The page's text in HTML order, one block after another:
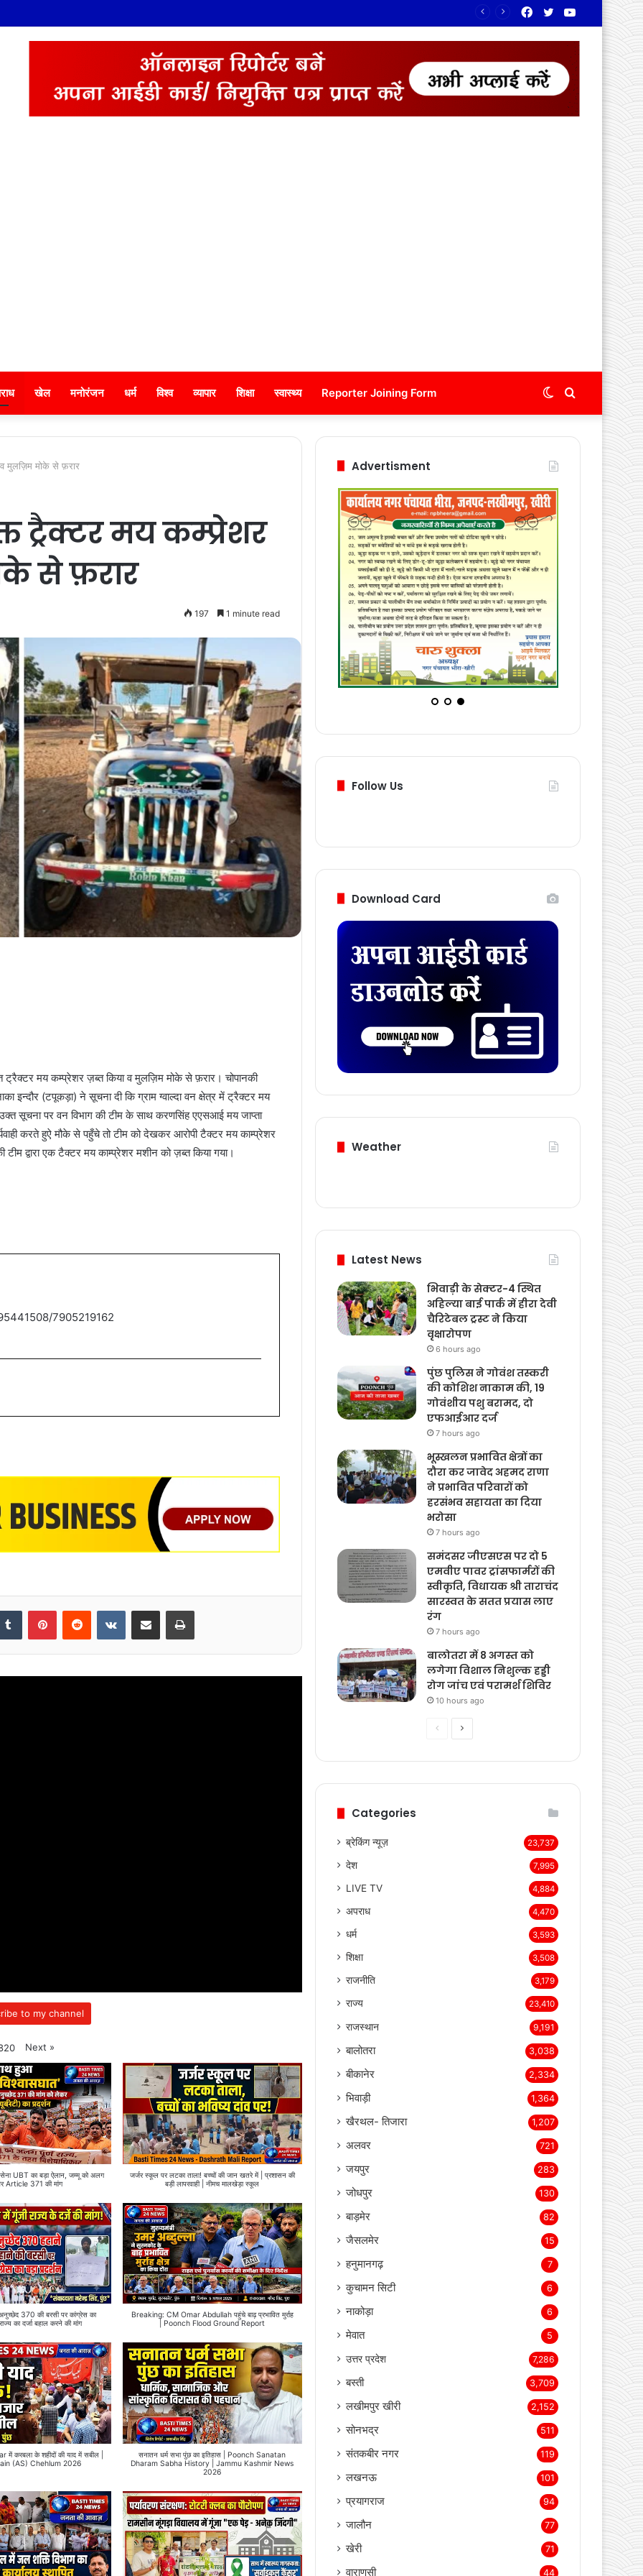
दो 5 एमवीए पावर ट्रांसफार्मरों की स्वीकृति, विधायक श्री ताराचंद सारस्वत के सतत प्रयास लाए रंग YouTube
Twitter
Facebook
खेल मनोरंजन धर्म विश्व व्यापार शिक्षा स्वास्थ्य Reporter Joining Form Switch
skin
मुलज़िम मोके से फ़रार
ट्रैक्टर मय कम्प्रेशर
से फ़रार
197 1 minute read
ट्रैक्टर मय कम्प्रेशर ज़ब्त किया व मुलज़िम मोके से फ़रार। चोपानकी
इन्दौर (टपूकड़ा) ने सूचना दी कि ग्राम ग्वाल्दा वन क्षेत्र में ट्रैक्टर मय
सूचना पर वन विभाग की टीम के साथ करणसिंह एएसआई मय जाप्ता
करते हुऐ मौके से पहुँचे तो टीम को देखकर आरोपी टैक्टर मय काम्प्रेशर
द्वारा एक टैक्टर मय काम्प्रेशर मशीन को ज़ब्त किया गया।
7905219162
Tumblr PinterestReddit VKontakteShare via Email Print
to my channel
Next »
UBT का बड़ा ऐलान, जम्मू को अलग
Article 371 की मांग
जर्जर स्कूल पर लटका ताला! बच्चों की जान खतरे में | प्रशासन की
बड़ी लापरवाही | नीमच मालखेड़ा स्कूल
370 की बरसी पर कांग्रेस का
का दर्जा बहाल करने की मांग
Breaking: CM Omar Abdullah पहुंचे बाढ़ प्रभावित मुर्राह
| Poonch Flood Ground Report
करबला के शहीदों की याद में सबील |
(AS) Chehlum 2026
सनातन धर्म सभा पुंछ का इतिहास | Poonch Sanatan
Dharam Sabha History | Jammu Kashmir News
2026
Advertisment
Download Card
भिवाड़ी के सेक्टर-4 स्थित
अहिल्या बाई पार्क में हीरा देवी
चैरिटेबल ट्रस्ट ने किया
वृक्षारोपण
पुंछ पुलिस ने गोवंश तस्करी
की कोशिश नाकाम की, 19
गोवंशीय पशु बरामद, दो
एफआईआर दर्ज
7 hours ago
भूस्खलन प्रभावित क्षेत्रों का
दौरा कर जावेद अहमद राणा
ने प्रभावित परिवारों को
हरसंभव सहायता का दिया
भरोसा
7 hours ago
समंदसर जीएसएस पर दो 5
एमवीए पावर ट्रांसफार्मरों की
स्वीकृति, विधायक श्री ताराचंद
सारस्वत के सतत प्रयास लाए
7 hours ago
लगेगा विशाल निशुल्क हड्डी
रोग जांच एवं परामर्श शिविर
Categories
ब्रेकिंग न्यूज़ 23,737
देश 7,995
LIVE TV 4,884
अपराध 4,470
धर्म 3,593
शिक्षा 3,508
राजनीति 3,179
राज्य 23,410
राजस्थान 9,191
बालोतरा 3,038
बीकानेर 2,334
भिवाड़ी 1,364
खैरथल- तिजारा 1,207
अलवर 721
जयपुर 283
जोधपुर 130
बाड़मेर 82
जैसलमेर 15
हनुमानगढ़ 7
कुचामन सिटी 6
नाकोड़ा 6
मेवात 5
उत्तर प्रदेश 7,286
बस्ती 3,709
लखीमपुर खीरी 2,152
सोनभद्र 511
संतकबीर नगर 119
लखनऊ 101